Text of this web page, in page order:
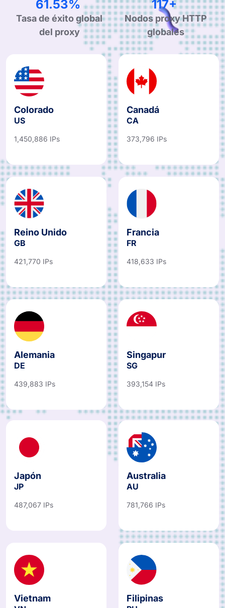
99.90%
Tasa de éxito global
190+
Nodos proxy HTTP
globales
Colorado
US
Canadá
CA
Reino Unido
GB
Francia
FR
Alemania
DE
Singapur
SG
Japón
JP
Australia
AU